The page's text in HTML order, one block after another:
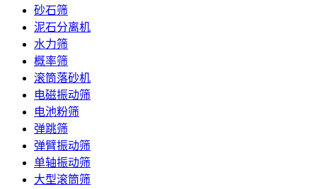
砂石筛
泥石分离机
水力筛
概率筛
滚筒落砂机
电磁振动筛
电池粉筛
弹跳筛
弹臂振动筛
单轴振动筛
大型滚筒筛